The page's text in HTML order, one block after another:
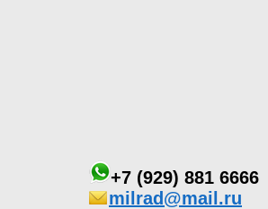
+7 (929) 881 6666
milrad@mail.ru